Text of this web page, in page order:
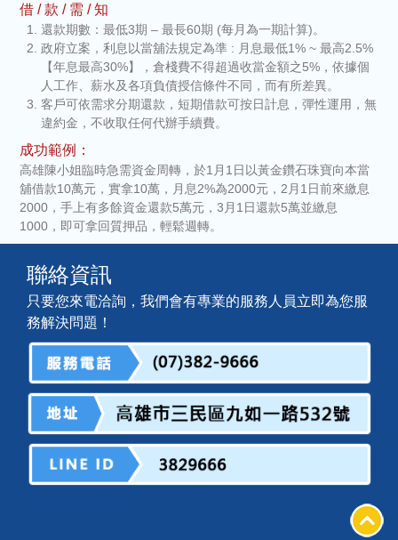
借 / 款 / 需 / 知
還款期數：最低3期 – 最長60期 (每月為一期計算)。
政府立案，利息以當舖法規定為準 : 月息最低1% ~ 最高2.5%
【年息最高30%】，倉棧費不得超過收當金額之5%，依據個
人工作、薪水及各項負債授信條件不同，而有所差異。
客戶可依需求分期還款，短期借款可按日計息，彈性運用，無
違約金，不收取任何代辦手續費。
成功範例：
高雄陳小姐臨時急需資金周轉，於1月1日以黃金鑽石珠寶向本當
舖借款10萬元，實拿10萬，月息2%為2000元，2月1日前來繳息
2000，手上有多餘資金還款5萬元，3月1日還款5萬並繳息
1000，即可拿回質押品，輕鬆週轉。
聯絡資訊
只要您來電洽詢，我們會有專業的服務人員立即為您服
務解決問題！